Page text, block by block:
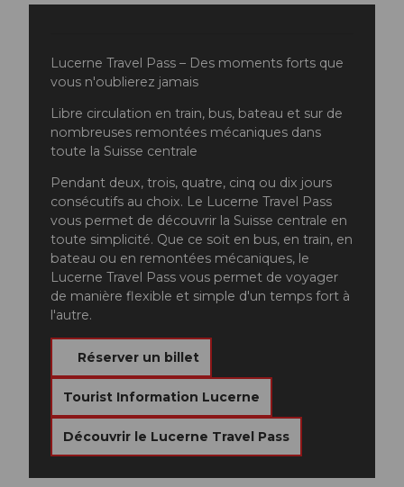
Lucerne Travel Pass – Des moments forts que
vous n'oublierez jamais
Libre circulation en train, bus, bateau et sur de
nombreuses remontées mécaniques dans
toute la Suisse centrale
Pendant deux, trois, quatre, cinq ou dix jours
consécutifs au choix. Le Lucerne Travel Pass
vous permet de découvrir la Suisse centrale en
toute simplicité. Que ce soit en bus, en train, en
bateau ou en remontées mécaniques, le
Lucerne Travel Pass vous permet de voyager
de manière flexible et simple d'un temps fort à
l'autre.
Réserver un billet
Tourist Information Lucerne
Découvrir le Lucerne Travel Pass